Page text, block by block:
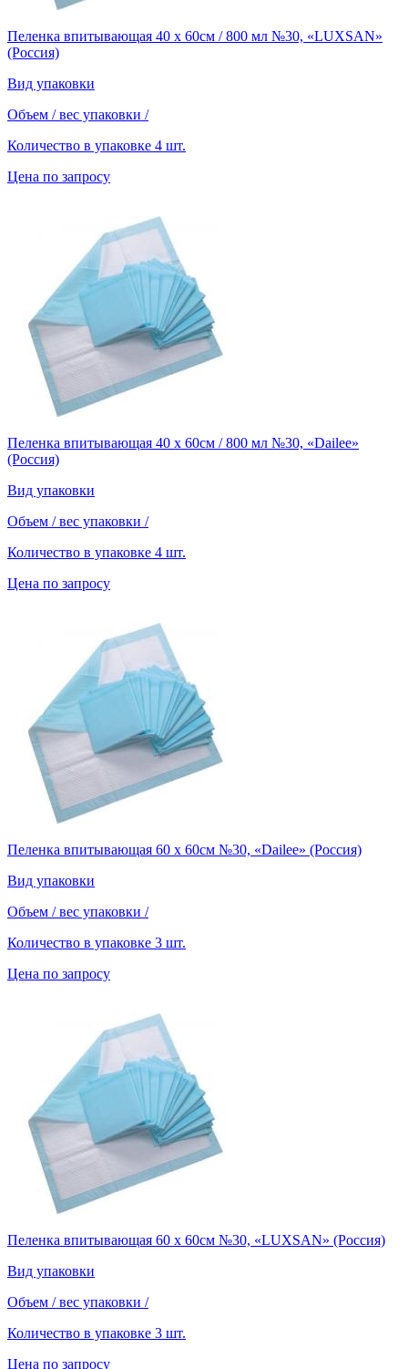
Пеленка впитывающая 40 х 60см / 800 мл №30, «LUXSAN»
(Россия)
Вид упаковки
Объем / вес упаковки /
Количество в упаковке 4 шт.
Цена по запросу
Пеленка впитывающая 40 х 60см / 800 мл №30, «Dailee»
(Россия)
Вид упаковки
Объем / вес упаковки /
Количество в упаковке 4 шт.
Цена по запросу
Пеленка впитывающая 60 х 60см №30, «Dailee» (Россия)
Вид упаковки
Объем / вес упаковки /
Количество в упаковке 3 шт.
Цена по запросу
Пеленка впитывающая 60 х 60см №30, «LUXSAN» (Россия)
Вид упаковки
Объем / вес упаковки /
Количество в упаковке 3 шт.
Цена по запросу